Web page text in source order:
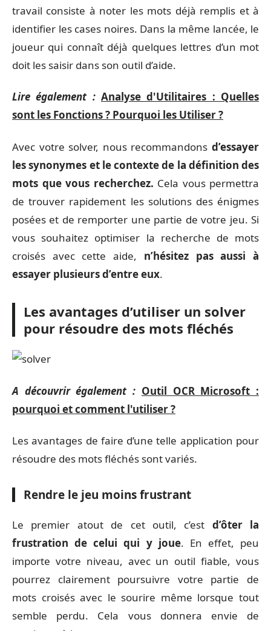
travail consiste à noter les mots déjà remplis et à
identifier les cases noires. Dans la même lancée, le
joueur qui connaît déjà quelques lettres d’un mot
doit les saisir dans son outil d’aide.
Lire également : Analyse d'Utilitaires : Quelles
sont les Fonctions ? Pourquoi les Utiliser ?
Avec votre solver, nous recommandons d’essayer
les synonymes et le contexte de la définition des
mots que vous recherchez. Cela vous permettra
de trouver rapidement les solutions des énigmes
posées et de remporter une partie de votre jeu. Si
vous souhaitez optimiser la recherche de mots
croisés avec cette aide, n’hésitez pas aussi à
essayer plusieurs d’entre eux.
Les avantages d’utiliser un solver
pour résoudre des mots fléchés
A découvrir également : Outil OCR Microsoft :
pourquoi et comment l'utiliser ?
Les avantages de faire d’une telle application pour
résoudre des mots fléchés sont variés.
Rendre le jeu moins frustrant
Le premier atout de cet outil, c’est d’ôter la
frustration de celui qui y joue. En effet, peu
importe votre niveau, avec un outil fiable, vous
pourrez clairement poursuivre votre partie de
mots croisés avec le sourire même lorsque tout
semble perdu. Cela vous donnera envie de